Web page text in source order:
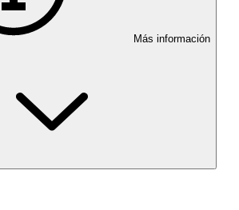
Más información